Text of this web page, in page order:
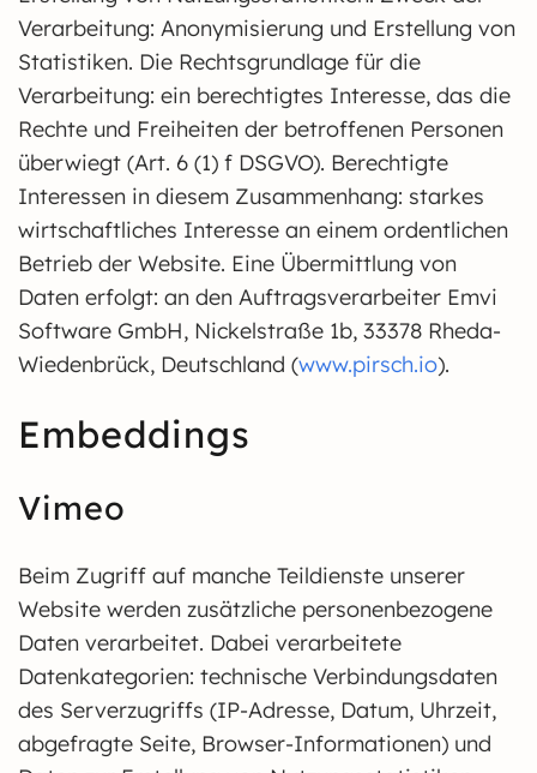
Verarbeitung: Anonymisierung und Erstellung von
Statistiken. Die Rechtsgrundlage für die
Verarbeitung: ein berechtigtes Interesse, das die
Rechte und Freiheiten der betroffenen Personen
überwiegt (Art. 6 (1) f DSGVO). Berechtigte
Interessen in diesem Zusammenhang: starkes
wirtschaftliches Interesse an einem ordentlichen
Betrieb der Website. Eine Übermittlung von
Daten erfolgt: an den Auftragsverarbeiter Emvi
Software GmbH, Nickelstraße 1b, 33378 Rheda-
Wiedenbrück, Deutschland (www.pirsch.io).
Embeddings
Vimeo
Beim Zugriff auf manche Teildienste unserer
Website werden zusätzliche personenbezogene
Daten verarbeitet. Dabei verarbeitete
Datenkategorien: technische Verbindungsdaten
des Serverzugriffs (IP-Adresse, Datum, Uhrzeit,
abgefragte Seite, Browser-Informationen) und